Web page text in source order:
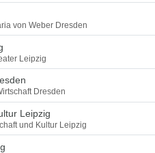
von Weber Dresden
Leipzig
Dresden
Leipzig
und Kultur Leipzig